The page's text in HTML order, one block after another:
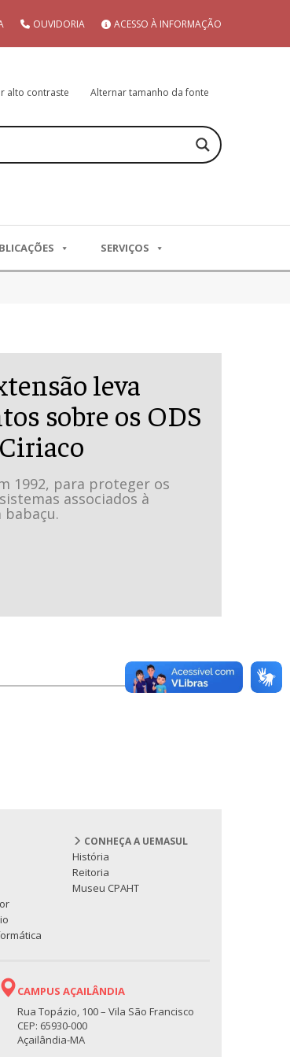
OUVIDORIA ACESSO À INFORMAÇÃO
alto contraste Alternar tamanho da fonte
SERVIÇOS
leva
sobre os ODS
1992, para proteger os
associados à
babaçu.
CONHEÇA A UEMASUL
História
Reitoria
Museu CPAHT
CAMPUS AÇAILÂNDIA
Rua Topázio, 100 – Vila São Francisco
CEP: 65930-000
Açailândia-MA